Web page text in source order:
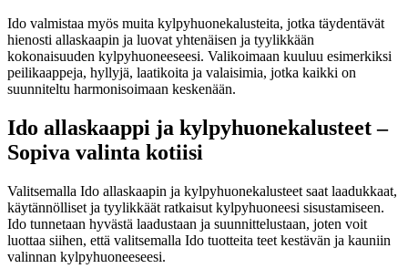
Ido valmistaa myös muita kylpyhuonekalusteita, jotka täydentävät
hienosti allaskaapin ja luovat yhtenäisen ja tyylikkään
kokonaisuuden kylpyhuoneeseesi. Valikoimaan kuuluu esimerkiksi
peilikaappeja, hyllyjä, laatikoita ja valaisimia, jotka kaikki on
suunniteltu harmonisoimaan keskenään.
Ido allaskaappi ja kylpyhuonekalusteet –
Sopiva valinta kotiisi
Valitsemalla Ido allaskaapin ja kylpyhuonekalusteet saat laadukkaat,
käytännölliset ja tyylikkäät ratkaisut kylpyhuoneesi sisustamiseen.
Ido tunnetaan hyvästä laadustaan ja suunnittelustaan, joten voit
luottaa siihen, että valitsemalla Ido tuotteita teet kestävän ja kauniin
valinnan kylpyhuoneeseesi.